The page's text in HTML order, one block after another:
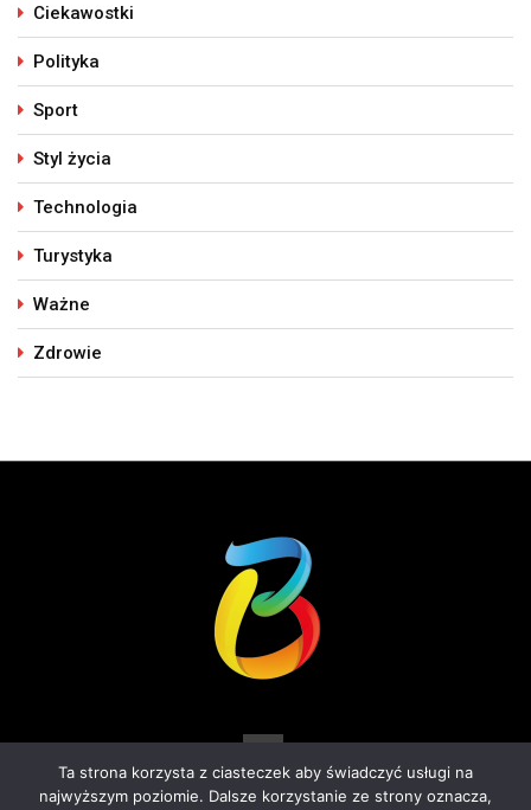
Ciekawostki
Polityka
Sport
Styl życia
Technologia
Turystyka
Ważne
Zdrowie
Ta strona korzysta z ciasteczek aby świadczyć usługi na
najwyższym poziomie. Dalsze korzystanie ze strony oznacza,